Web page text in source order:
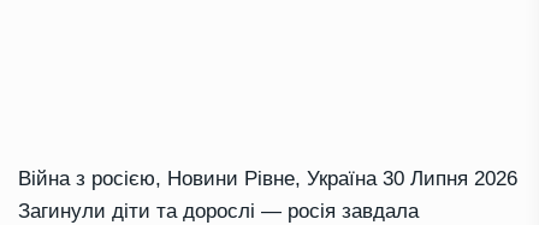
Війна з росією, Новини Рівне, Україна 30 Липня 2026
Загинули діти та дорослі — росія завдала